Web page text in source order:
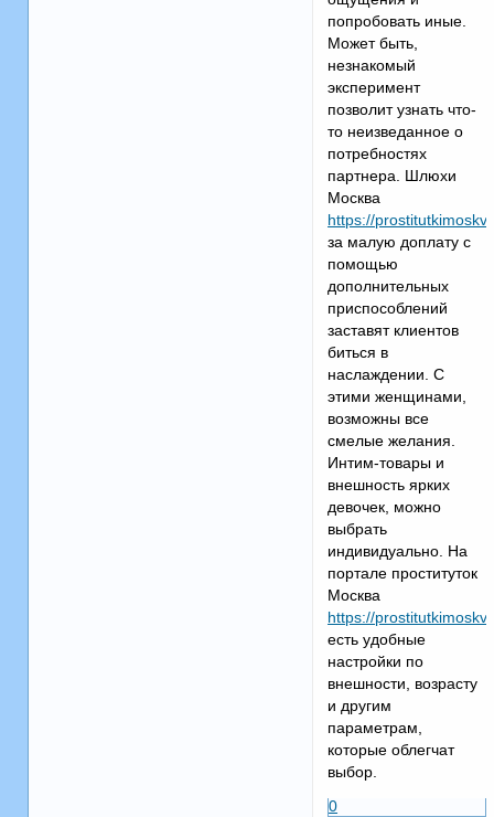
попробовать иные.
Может быть,
незнакомый
эксперимент
позволит узнать что-
то неизведанное о
потребностях
партнера. Шлюхи
Москва
https://
за малую доплату с
помощью
дополнительных
приспособлений
заставят клиентов
биться в
наслаждении. С
этими женщинами,
возможны все
смелые желания.
Интим-товары и
внешность ярких
девочек, можно
выбрать
индивидуально. На
портале проституток
Москва
https://
есть удобные
настройки по
внешности, возрасту
и другим
параметрам,
которые облегчат
выбор.
0